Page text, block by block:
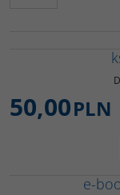
50,00PLN
e-